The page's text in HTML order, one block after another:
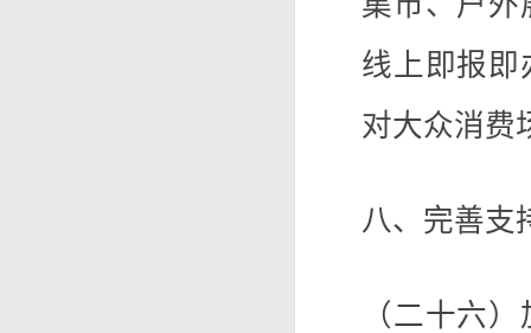
线上即报即
对大众消费
八、完善支
（二十六